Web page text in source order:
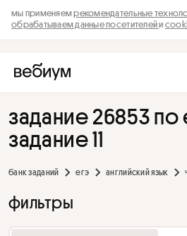
мы применяемрекомендательные
обрабатываем данные посетителейи
задание 26853 по
задание 11
банк заданий егэ английский язык
фильтры